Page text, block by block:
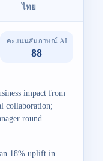
ไทย
คะแนนสัมภาษณ์ AI
88
impact from
collaboration;
round.
18% uplift in